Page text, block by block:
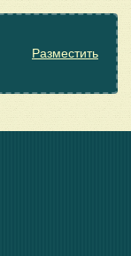
Разместить